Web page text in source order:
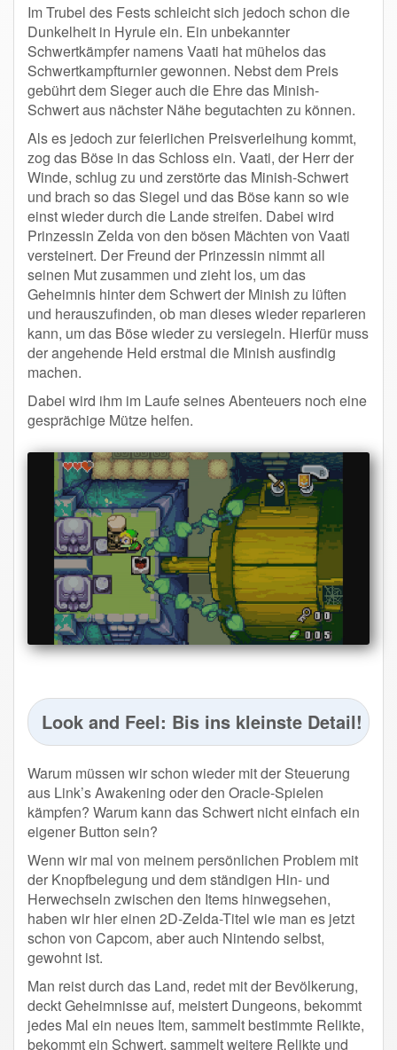
Im Trubel des Fests schleicht sich jedoch schon die
Dunkelheit in Hyrule ein. Ein unbekannter
Schwertkämpfer namens Vaati hat mühelos das
Schwertkampfturnier gewonnen. Nebst dem Preis
gebührt dem Sieger auch die Ehre das Minish-
Schwert aus nächster Nähe begutachten zu können.
Als es jedoch zur feierlichen Preisverleihung kommt,
zog das Böse in das Schloss ein. Vaati, der Herr der
Winde, schlug zu und zerstörte das Minish-Schwert
und brach so das Siegel und das Böse kann so wie
einst wieder durch die Lande streifen. Dabei wird
Prinzessin Zelda von den bösen Mächten von Vaati
versteinert. Der Freund der Prinzessin nimmt all
seinen Mut zusammen und zieht los, um das
Geheimnis hinter dem Schwert der Minish zu lüften
und herauszufinden, ob man dieses wieder reparieren
kann, um das Böse wieder zu versiegeln. Hierfür muss
der angehende Held erstmal die Minish ausfindig
machen.
Dabei wird ihm im Laufe seines Abenteuers noch eine
gesprächige Mütze helfen.
Look and Feel: Bis ins kleinste Detail!
Warum müssen wir schon wieder mit der Steuerung
aus Link’s Awakening oder den Oracle-Spielen
kämpfen? Warum kann das Schwert nicht einfach ein
eigener Button sein?
Wenn wir mal von meinem persönlichen Problem mit
der Knopfbelegung und dem ständigen Hin- und
Herwechseln zwischen den Items hinwegsehen,
haben wir hier einen 2D-Zelda-Titel wie man es jetzt
schon von Capcom, aber auch Nintendo selbst,
gewohnt ist.
Man reist durch das Land, redet mit der Bevölkerung,
deckt Geheimnisse auf, meistert Dungeons, bekommt
jedes Mal ein neues Item, sammelt bestimmte Relikte,
bekommt ein Schwert, sammelt weitere Relikte und